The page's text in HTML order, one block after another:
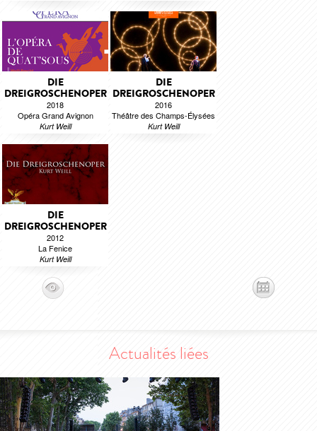
DIE
DREIGROSCHENOPER
2018
Opéra Grand Avignon
Kurt Weill
DIE
DREIGROSCHENOPER
2016
Théâtre des Champs-Élysées
Kurt Weill
DIE
DREIGROSCHENOPER
2012
La Fenice
Kurt Weill
Actualités liées